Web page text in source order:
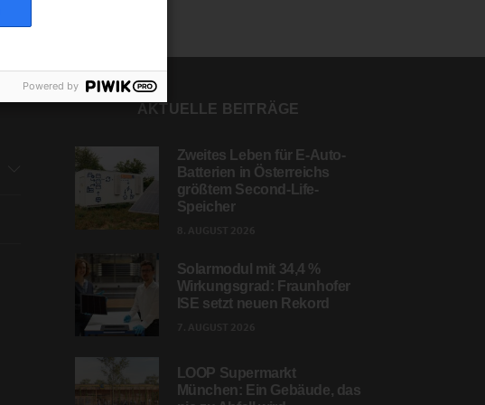
AKTUELLE BEITRÄGE
Zweites Leben für E-Auto-
Batterien in Österreichs
größtem Second-Life-
Speicher
Solarmodul mit 34,4 %
Wirkungsgrad: Fraunhofer
ISE setzt neuen Rekord
LOOP Supermarkt
München: Ein Gebäude, das
Powered by